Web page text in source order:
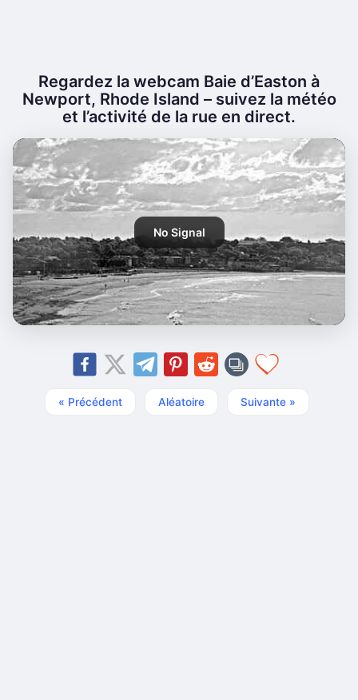
Regardez la webcam Baie d’Easton à
Newport, Rhode Island – suivez la météo
et l’activité de la rue en direct.
No Signal
« Précédent Aléatoire Suivante »